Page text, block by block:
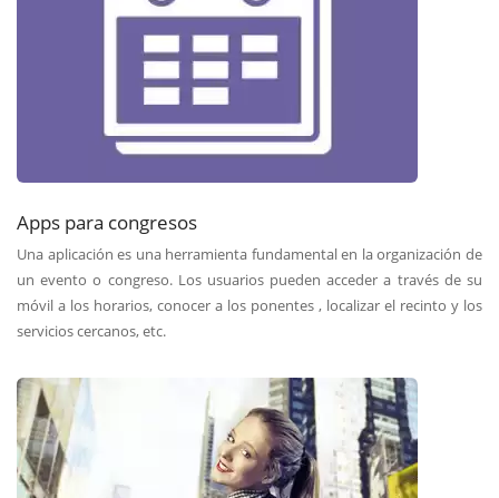
Apps para congresos
Una aplicación es una herramienta fundamental en la organización de
un evento o congreso. Los usuarios pueden acceder a través de su
móvil a los horarios, conocer a los ponentes , localizar el recinto y los
servicios cercanos, etc.